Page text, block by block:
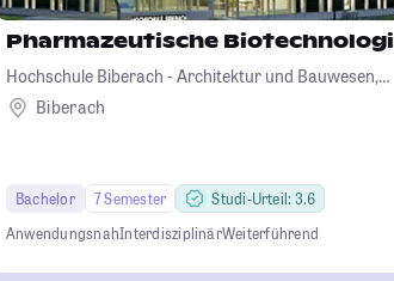
Pharmazeutische
Hochschule Biberach - Architektur und Bauwesen,
Betriebswirtschaft und Biotechnologie
Biberach
Bachelor 7 Semester
Studi-Urteil: 3.6
AnwendungsnahInterdisziplinärWeiterführend